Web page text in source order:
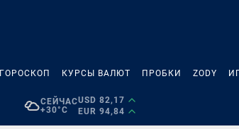
ГОРОСКОП КУРСЫ ВАЛЮТ ПРОБКИ ZODY
СЕЙЧАС
+30°C
USD 82,17
EUR 94,84